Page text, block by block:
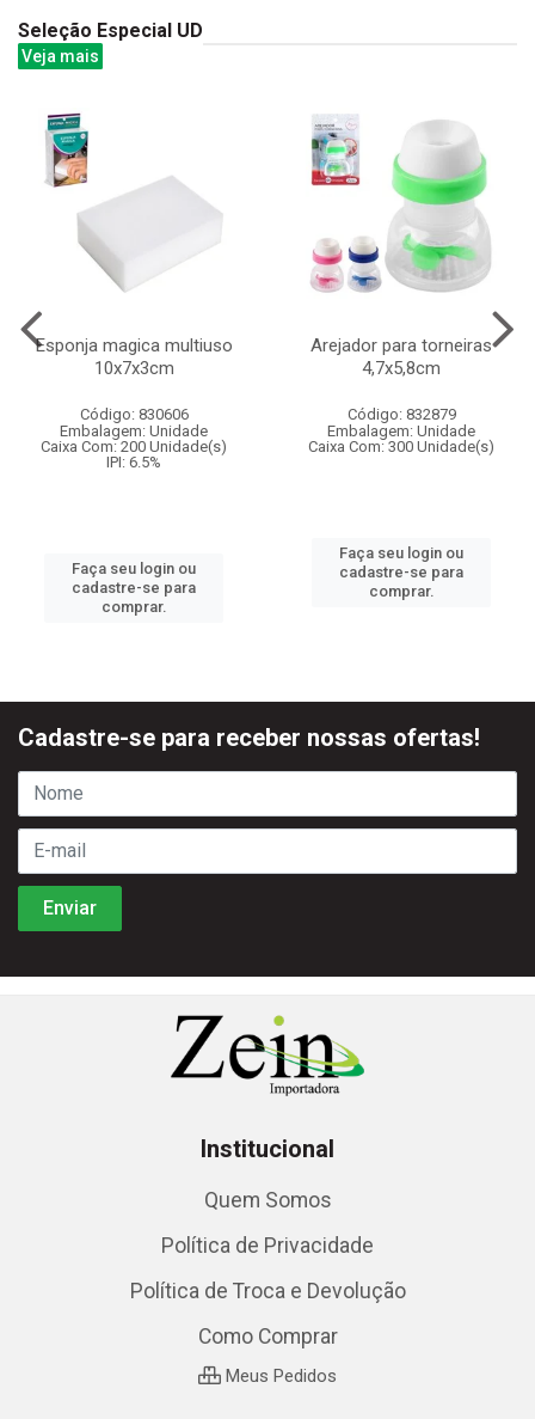
Seleção Especial UD
Veja mais
Esponja magica multiuso
10x7x3cm
Código: 830606
Embalagem: Unidade
Caixa Com: 200 Unidade(s)
IPI: 6.5%
Faça seu login ou
cadastre-se para
comprar.
Arejador para torneiras
4,7x5,8cm
Código: 832879
Embalagem: Unidade
Caixa Com: 300 Unidade(s)
Faça seu login ou
cadastre-se para
comprar.
Cadastre-se para receber nossas ofertas!
Institucional
Quem Somos
Política de Privacidade
Política de Troca e Devolução
Como Comprar
Meus Pedidos